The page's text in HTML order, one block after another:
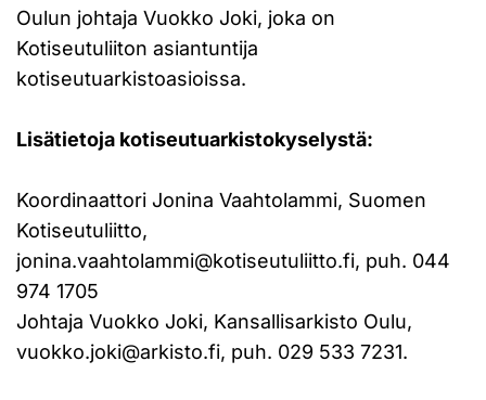
Oulun johtaja Vuokko Joki, joka on
Kotiseutuliiton asiantuntija
kotiseutuarkistoasioissa.
Lisätietoja kotiseutuarkistokyselystä:
Koordinaattori Jonina Vaahtolammi, Suomen
Kotiseutuliitto,
jonina.vaahtolammi@kotiseutuliitto.fi, puh. 044
974 1705
Johtaja Vuokko Joki, Kansallisarkisto Oulu,
vuokko.joki@arkisto.fi, puh. 029 533 7231.